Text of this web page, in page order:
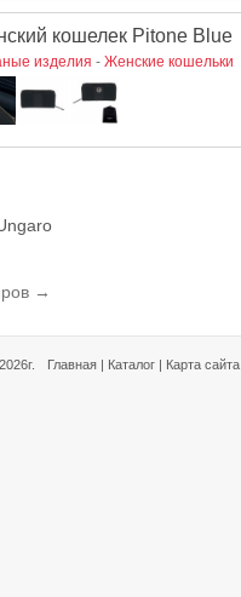
кошелек Pitone Blue
изделия - Женские кошельки
→
, 2026г. Главная | Каталог | Карта сайта